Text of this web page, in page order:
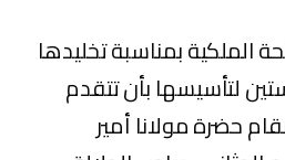
الملكية بمناسبة تخليدها
لتأسيسها بأن تتقدم
حضرة مولانا أمير